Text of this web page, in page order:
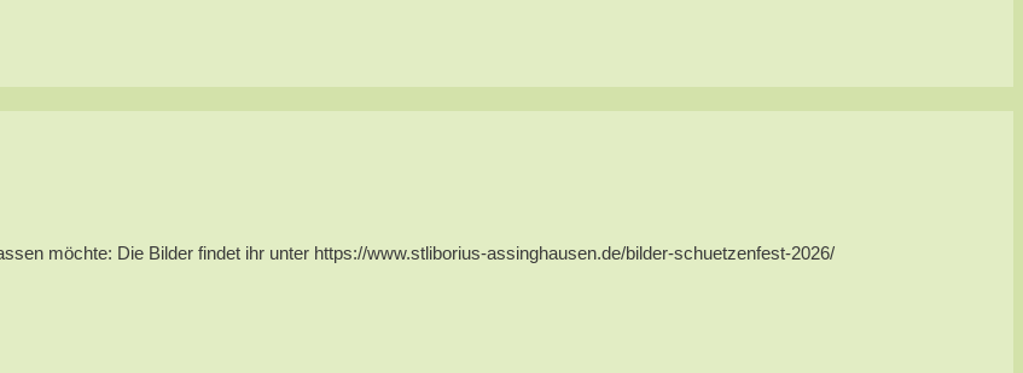
möchte: Die Bilder findet ihr unter https://www.stliborius-assinghausen.de/bilder-schuetzenfest-2026/